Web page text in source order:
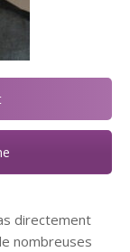
directement
nombreuses